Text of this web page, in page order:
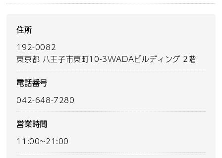
住所
192-0082
東京都 八王子市東町10-3WADAビルディング 2階
電話番号
042-648-7280
営業時間
11:00~21:00